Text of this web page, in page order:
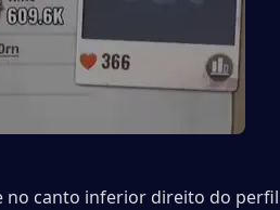
no canto inferior direito do